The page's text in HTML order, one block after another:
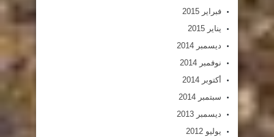
فبراير 2015
يناير 2015
ديسمبر 2014
نوفمبر 2014
أكتوبر 2014
سبتمبر 2014
ديسمبر 2013
يوليو 2012